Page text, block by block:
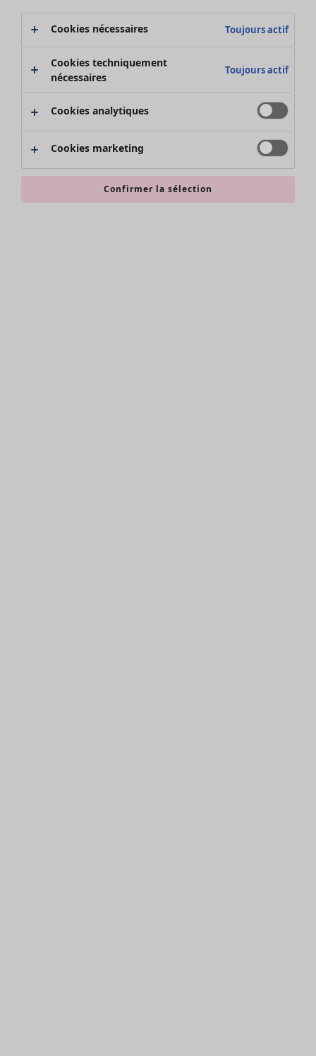
Promos SOLDES
Les promos de Gudrun Sjödén
Nouvel arrivage
Bonnes affaires en soldes - jusqu'à -70
Cookies nécessaires Toujours actif
Cookies techniquement
nécessaires
Toujours actif
Cookies analytiques
Cookies marketing
Confirmer la sélection